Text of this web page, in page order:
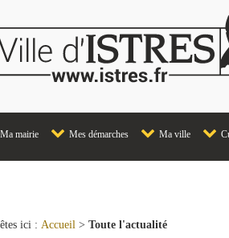
Ma mairie Mes démarches Ma ville
ici : Accueil > Toute l'actualité